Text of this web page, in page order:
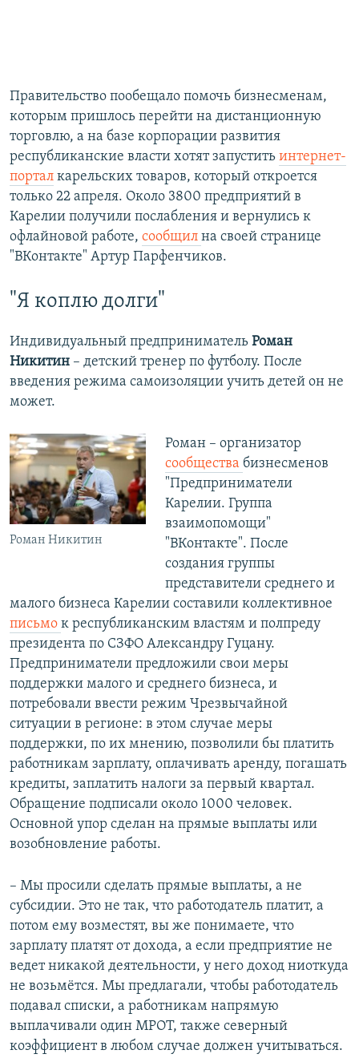
Правительство пообещало помочь бизнесменам,
которым пришлось перейти на дистанционную
торговлю, а на базе корпорации развития
республиканские власти хотят запустить интернет-
портал карельских товаров, который откроется
только 22 апреля. Около 3800 предприятий в
Карелии получили послабления и вернулись к
офлайновой работе, сообщил на своей странице
"ВКонтакте" Артур Парфенчиков.
"Я коплю долги"
Индивидуальный предприниматель Роман
Никитин – детский тренер по футболу. После
введения режима самоизоляции учить детей он не
может.
Роман Никитин
Роман – организатор
сообщества бизнесменов
"Предприниматели
Карелии. Группа
взаимопомощи"
"ВКонтакте". После
создания группы
представители среднего и
малого бизнеса Карелии составили коллективное
письмо к республиканским властям и полпреду
президента по СЗФО Александру Гуцану.
Предприниматели предложили свои меры
поддержки малого и среднего бизнеса, и
потребовали ввести режим Чрезвычайной
ситуации в регионе: в этом случае меры
поддержки, по их мнению, позволили бы платить
работникам зарплату, оплачивать аренду, погашать
кредиты, заплатить налоги за первый квартал.
Обращение подписали около 1000 человек.
Основной упор сделан на прямые выплаты или
возобновление работы.
– Мы просили сделать прямые выплаты, а не
субсидии. Это не так, что работодатель платит, а
потом ему возместят, вы же понимаете, что
зарплату платят от дохода, а если предприятие не
ведет никакой деятельности, у него доход ниоткуда
не возьмётся. Мы предлагали, чтобы работодатель
подавал списки, а работникам напрямую
выплачивали один МРОТ, также северный
коэффициент в любом случае должен учитываться.